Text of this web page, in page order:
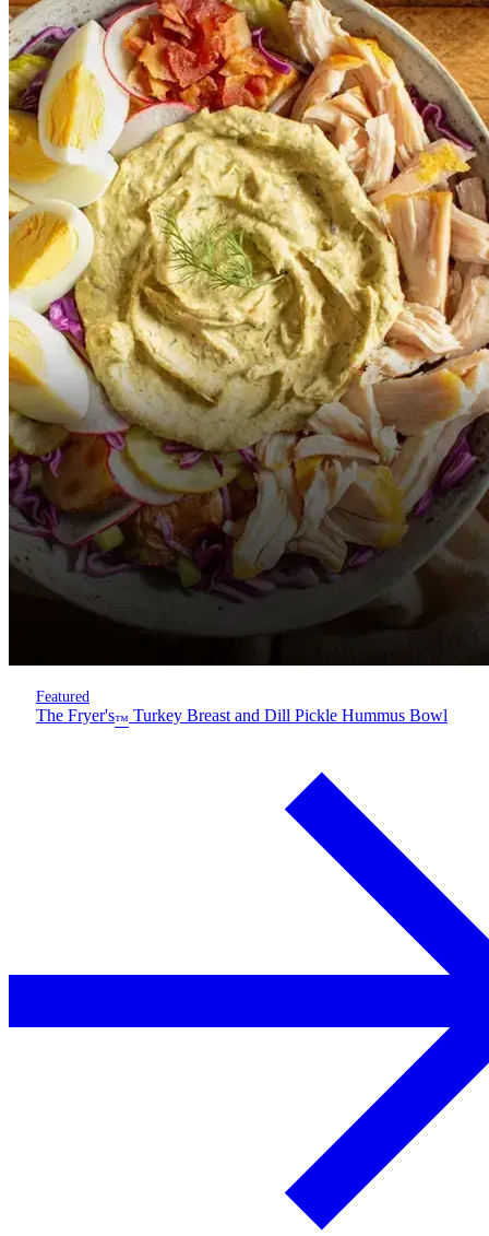
Featured
The Fryer's™ Turkey Breast and Dill Pickle Hummus Bowl